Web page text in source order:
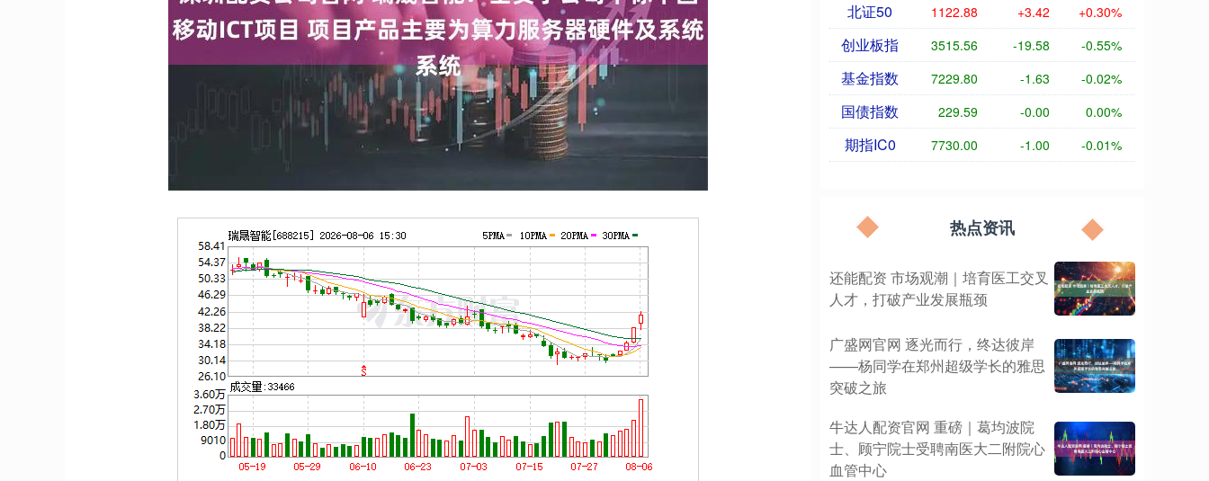
北证50 1122.88 +3.42 +0.30%
创业板指 3515.56 -19.58 -0.55%
基金指数 7229.80 -1.63 -0.02%
国债指数 229.59 -0.00 0.00%
期指IC0 7730.00 -1.00 -0.01%
热点资讯
还能配资 市场观潮｜培育医工交叉
人才，打破产业发展瓶颈
广盛网官网 逐光而行，终达彼岸
——杨同学在郑州超级学长的雅思
突破之旅
牛达人配资官网 重磅｜葛均波院
士、顾宁院士受聘南医大二附院心
血管中心